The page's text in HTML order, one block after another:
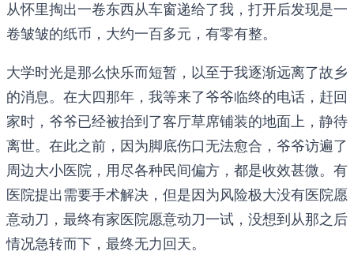
从怀里掏出一卷东西从车窗递给了我，打开后发现是一
卷皱皱的纸币，大约一百多元，有零有整。
大学时光是那么快乐而短暂，以至于我逐渐远离了故乡
的消息。在大四那年，我等来了爷爷临终的电话，赶回
家时，爷爷已经被抬到了客厅草席铺装的地面上，静待
离世。在此之前，因为脚底伤口无法愈合，爷爷访遍了
周边大小医院，用尽各种民间偏方，都是收效甚微。有
医院提出需要手术解决，但是因为风险极大没有医院愿
意动刀，最终有家医院愿意动刀一试，没想到从那之后
情况急转而下，最终无力回天。